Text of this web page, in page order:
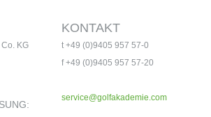
KONTAKT
t +49 (0)9405 957 57-0
f +49 (0)9405 957 57-20
service@golfakademie.com
KG